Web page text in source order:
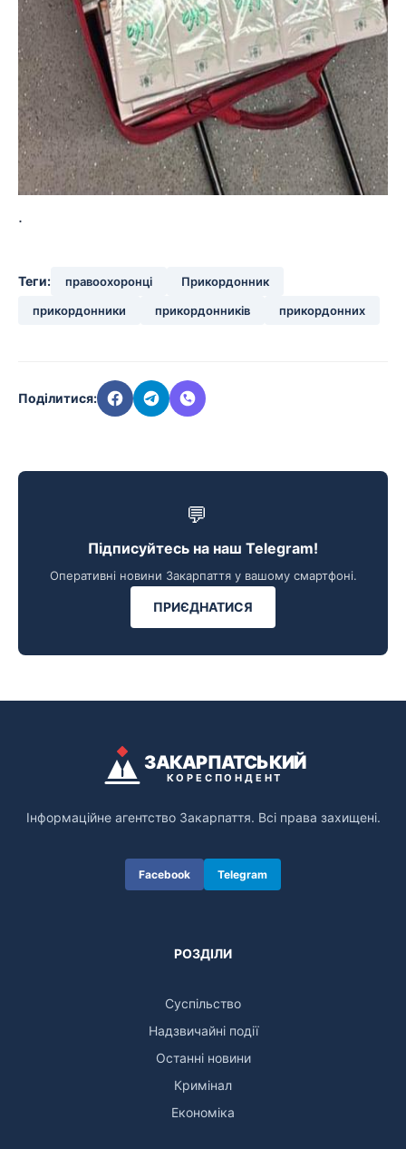
.
Теги: правоохоронці
Прикордонник
прикордонники
прикордонників прикордонних
Поділитися:
💬
Підписуйтесь на наш Telegram!
Оперативні новини Закарпаття у вашому смартфоні.
ПРИЄДНАТИСЯ
ЗАКАРПАТСЬКИЙ
КОРЕСПОНДЕНТ
Інформаційне агентство Закарпаття. Всі права захищені.
Facebook Telegram
РОЗДІЛИ
Суспільство
Надзвичайні події
Останні новини
Кримінал
Економіка